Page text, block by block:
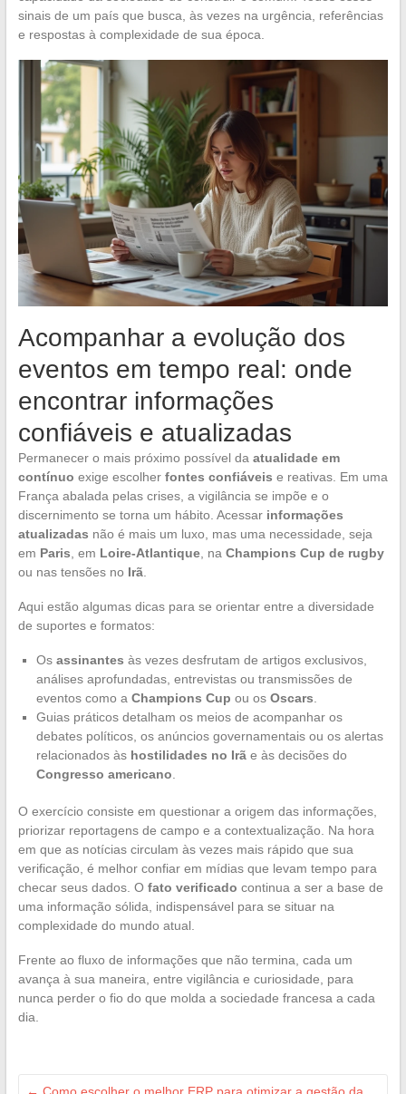
sinais de um país que busca, às vezes na urgência, referências
e respostas à complexidade de sua época.
Acompanhar a evolução dos
eventos em tempo real: onde
encontrar informações
confiáveis e atualizadas
Permanecer o mais próximo possível da atualidade em
contínuo exige escolher fontes confiáveis e reativas. Em uma
França abalada pelas crises, a vigilância se impõe e o
discernimento se torna um hábito. Acessar informações
atualizadas não é mais um luxo, mas uma necessidade, seja
em Paris , em Loire-Atlantique, na Champions Cup de rugby
ou nas tensões no Irã.
Aqui estão algumas dicas para se orientar entre a diversidade
de suportes e formatos:
Os assinantes às vezes desfrutam de artigos exclusivos,
análises aprofundadas, entrevistas ou transmissões de
eventos como a Champions Cup ou os Oscars
Guias práticos detalham os meios de acompanhar os
debates políticos, os anúncios governamentais ou os alertas
relacionados às hostilidades no Irãe às decisões do
Congresso americano
O exercício consiste em questionar a origem das informações,
priorizar reportagens de campo e a contextualização. Na hora
em que as notícias circulam às vezes mais rápido que sua
verificação, é melhor confiar em mídias que levam tempo para
checar seus dados. O fato verificado continua a ser a base de
uma informação sólida, indispensável para se situar na
complexidade do mundo atual.
Frente ao fluxo de informações que não termina, cada um
avança à sua maneira, entre vigilância e curiosidade, para
nunca perder o fio do que molda a sociedade francesa a cada
dia.